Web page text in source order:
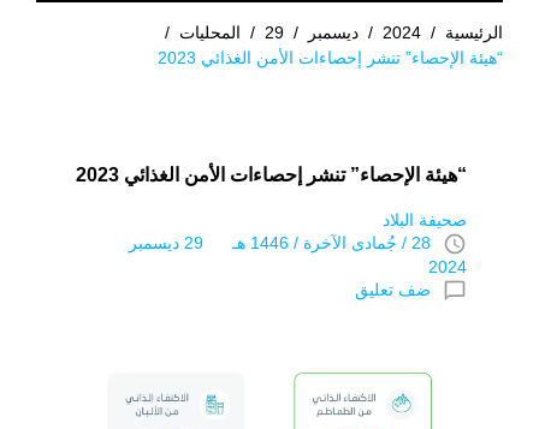
الرئيسية /
2024
/ ديسمبر /
29
/ المحليات /
“هيئة الإحصاء” تنشر إحصاءات الأمن الغذائي 2023
“هيئة الإحصاء” تنشر إحصاءات الأمن الغذائي 2023
صحيفة البلاد
access_time
28 / جُمادى اﻵخرة / 1446 هـ 29 ديسمبر
2024
chat_bubble_outline ضف تعليق